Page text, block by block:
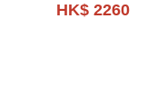
HK$ 2260